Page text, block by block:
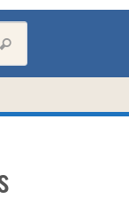
Recherche